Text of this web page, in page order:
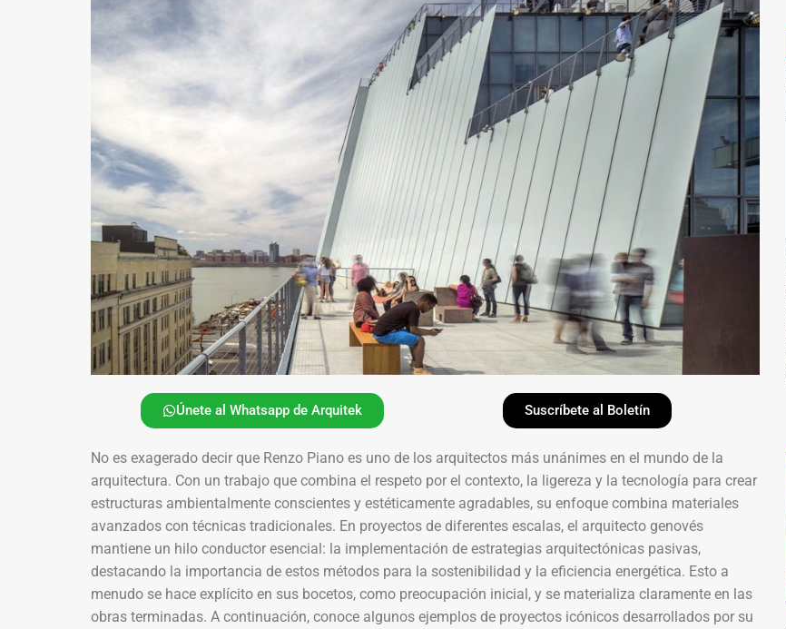
Únete al Whatsapp de Arquitek Suscríbete al Boletín
No es exagerado decir que Renzo Piano es uno de los arquitectos más unánimes en el mundo de la
arquitectura. Con un trabajo que combina el respeto por el contexto, la ligereza y la tecnología para crear
estructuras ambientalmente conscientes y estéticamente agradables, su enfoque combina materiales
avanzados con técnicas tradicionales. En proyectos de diferentes escalas, el arquitecto genovés
mantiene un hilo conductor esencial: la implementación de estrategias arquitectónicas pasivas,
destacando la importancia de estos métodos para la sostenibilidad y la eficiencia energética. Esto a
menudo se hace explícito en sus bocetos, como preocupación inicial, y se materializa claramente en las
obras terminadas. A continuación, conoce algunos ejemplos de proyectos icónicos desarrollados por su